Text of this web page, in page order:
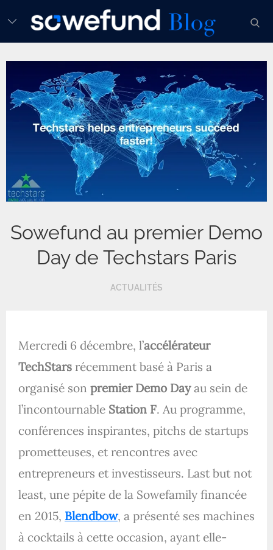
to
Sowefund au premier Demo
Day de Techstars Paris
ACTUALITÉS
Mercredi 6 décembre, l’accélérateur
TechStars récemment basé à Paris a
organisé son premier Demo Dayau sein de
l’incontournable Station F. Au programme,
conférences inspirantes, pitchs de startups
prometteuses, et rencontres avec
entrepreneurs et investisseurs. Last but not
least, une pépite de la Sowefamily financée
en 2015, Blendbow, a présenté ses machines
à cocktails à cette occasion, ayant elle-